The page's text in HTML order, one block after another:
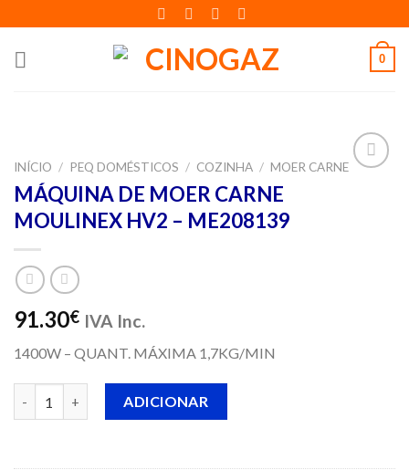
to
content
0
INÍCIO / PEQ DOMÉSTICOS / COZINHA / MOER CARNE
MÁQUINA DE MOER CARNE
MOULINEX HV2 – ME208139
91.30€ IVA Inc.
1400W – QUANT. MÁXIMA 1,7KG/MIN
ADICIONAR